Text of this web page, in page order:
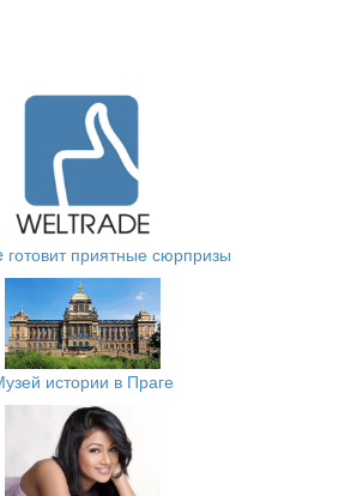
готовит приятные сюрпризы
истории в Праге